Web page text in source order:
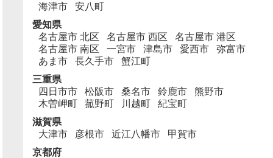
海津市
安八町
愛知県
名古屋市 北区
名古屋市 西区
名古屋市 港区
名古屋市 南区
一宮市 津島市 愛西市
弥富市
あま市
長久手市
蟹江町
三重県
四日市市
松阪市 桑名市 鈴鹿市
熊野市
木曽岬町
菰野町 川越町
紀宝町
滋賀県
大津市
彦根市 近江八幡市
甲賀市
京都府